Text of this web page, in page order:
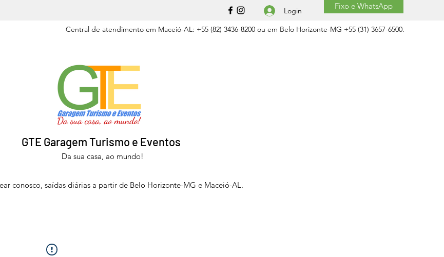
Login Fixo e WhatsApp
Central de atendimento em Maceió-AL: +55 (82) 3436-8200 ou em Belo Horizonte-MG +55 (31) 3657-6500.
GTE Garagem Turismo e Eventos
Da sua casa, ao mundo!
conosco, saídas diárias a partir de Belo Horizonte-MG e Maceió-AL.